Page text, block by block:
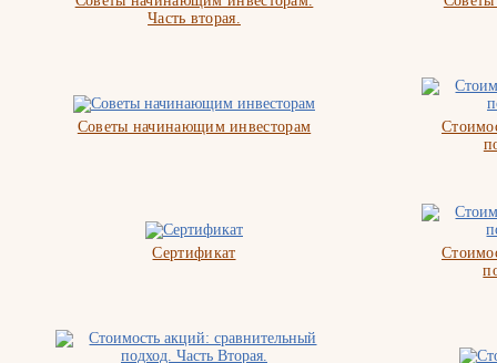
Часть вторая.
Советы начинающим инвесторам
Сертификат